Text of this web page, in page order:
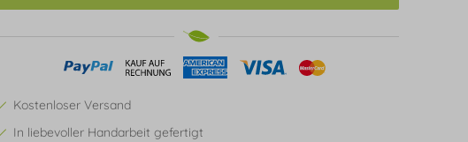
Kostenloser Versand
In liebevoller Handarbeit gefertigt